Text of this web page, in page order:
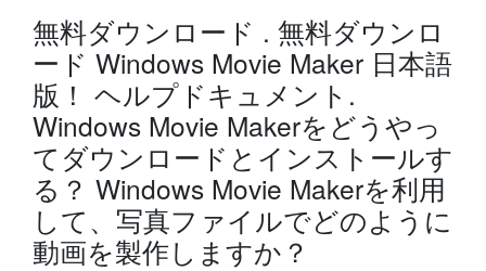
無料ダウンロード . 無料ダウンロ
ード Windows Movie Maker 日本語
版！ ヘルプドキュメント.
Windows Movie Makerをどうやっ
てダウンロードとインストールす
る？ Windows Movie Makerを利用
して、写真ファイルでどのように
動画を製作しますか？